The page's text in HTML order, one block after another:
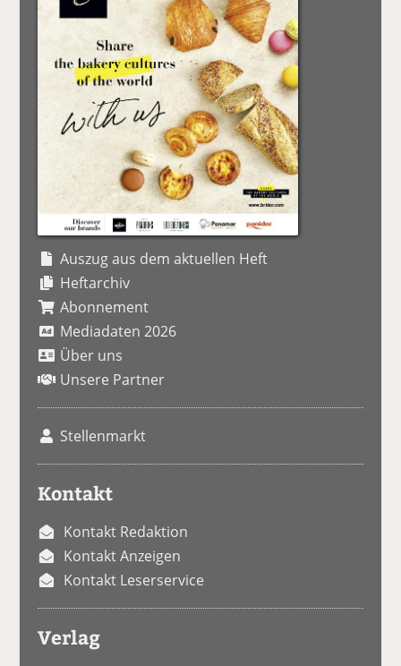
Auszug aus dem aktuellen Heft
Heftarchiv
Abonnement
Mediadaten 2026
Über uns
Unsere Partner
Stellenmarkt
Kontakt
Kontakt Redaktion
Kontakt Anzeigen
Kontakt Leserservice
Verlag